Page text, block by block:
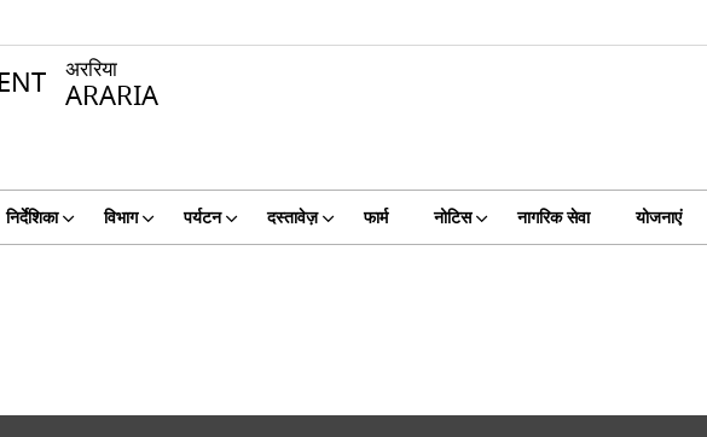
अररिया
ARARIA
निर्देशिका विभाग पर्यटन दस्तावेज़ फार्म नोटिस नागरिक सेवा योजनाएं